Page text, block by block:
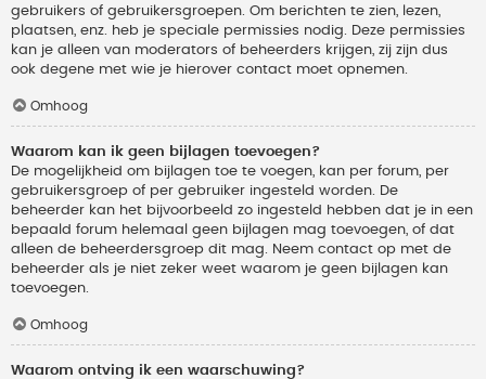
gebruikers of gebruikersgroepen. Om berichten te zien, lezen,
plaatsen, enz. heb je speciale permissies nodig. Deze permissies
kan je alleen van moderators of beheerders krijgen, zij zijn dus
ook degene met wie je hierover contact moet opnemen.
Omhoog
Waarom kan ik geen bijlagen toevoegen?
De mogelijkheid om bijlagen toe te voegen, kan per forum, per
gebruikersgroep of per gebruiker ingesteld worden. De
beheerder kan het bijvoorbeeld zo ingesteld hebben dat je in een
bepaald forum helemaal geen bijlagen mag toevoegen, of dat
alleen de beheerdersgroep dit mag. Neem contact op met de
beheerder als je niet zeker weet waarom je geen bijlagen kan
toevoegen.
Omhoog
Waarom ontving ik een waarschuwing?